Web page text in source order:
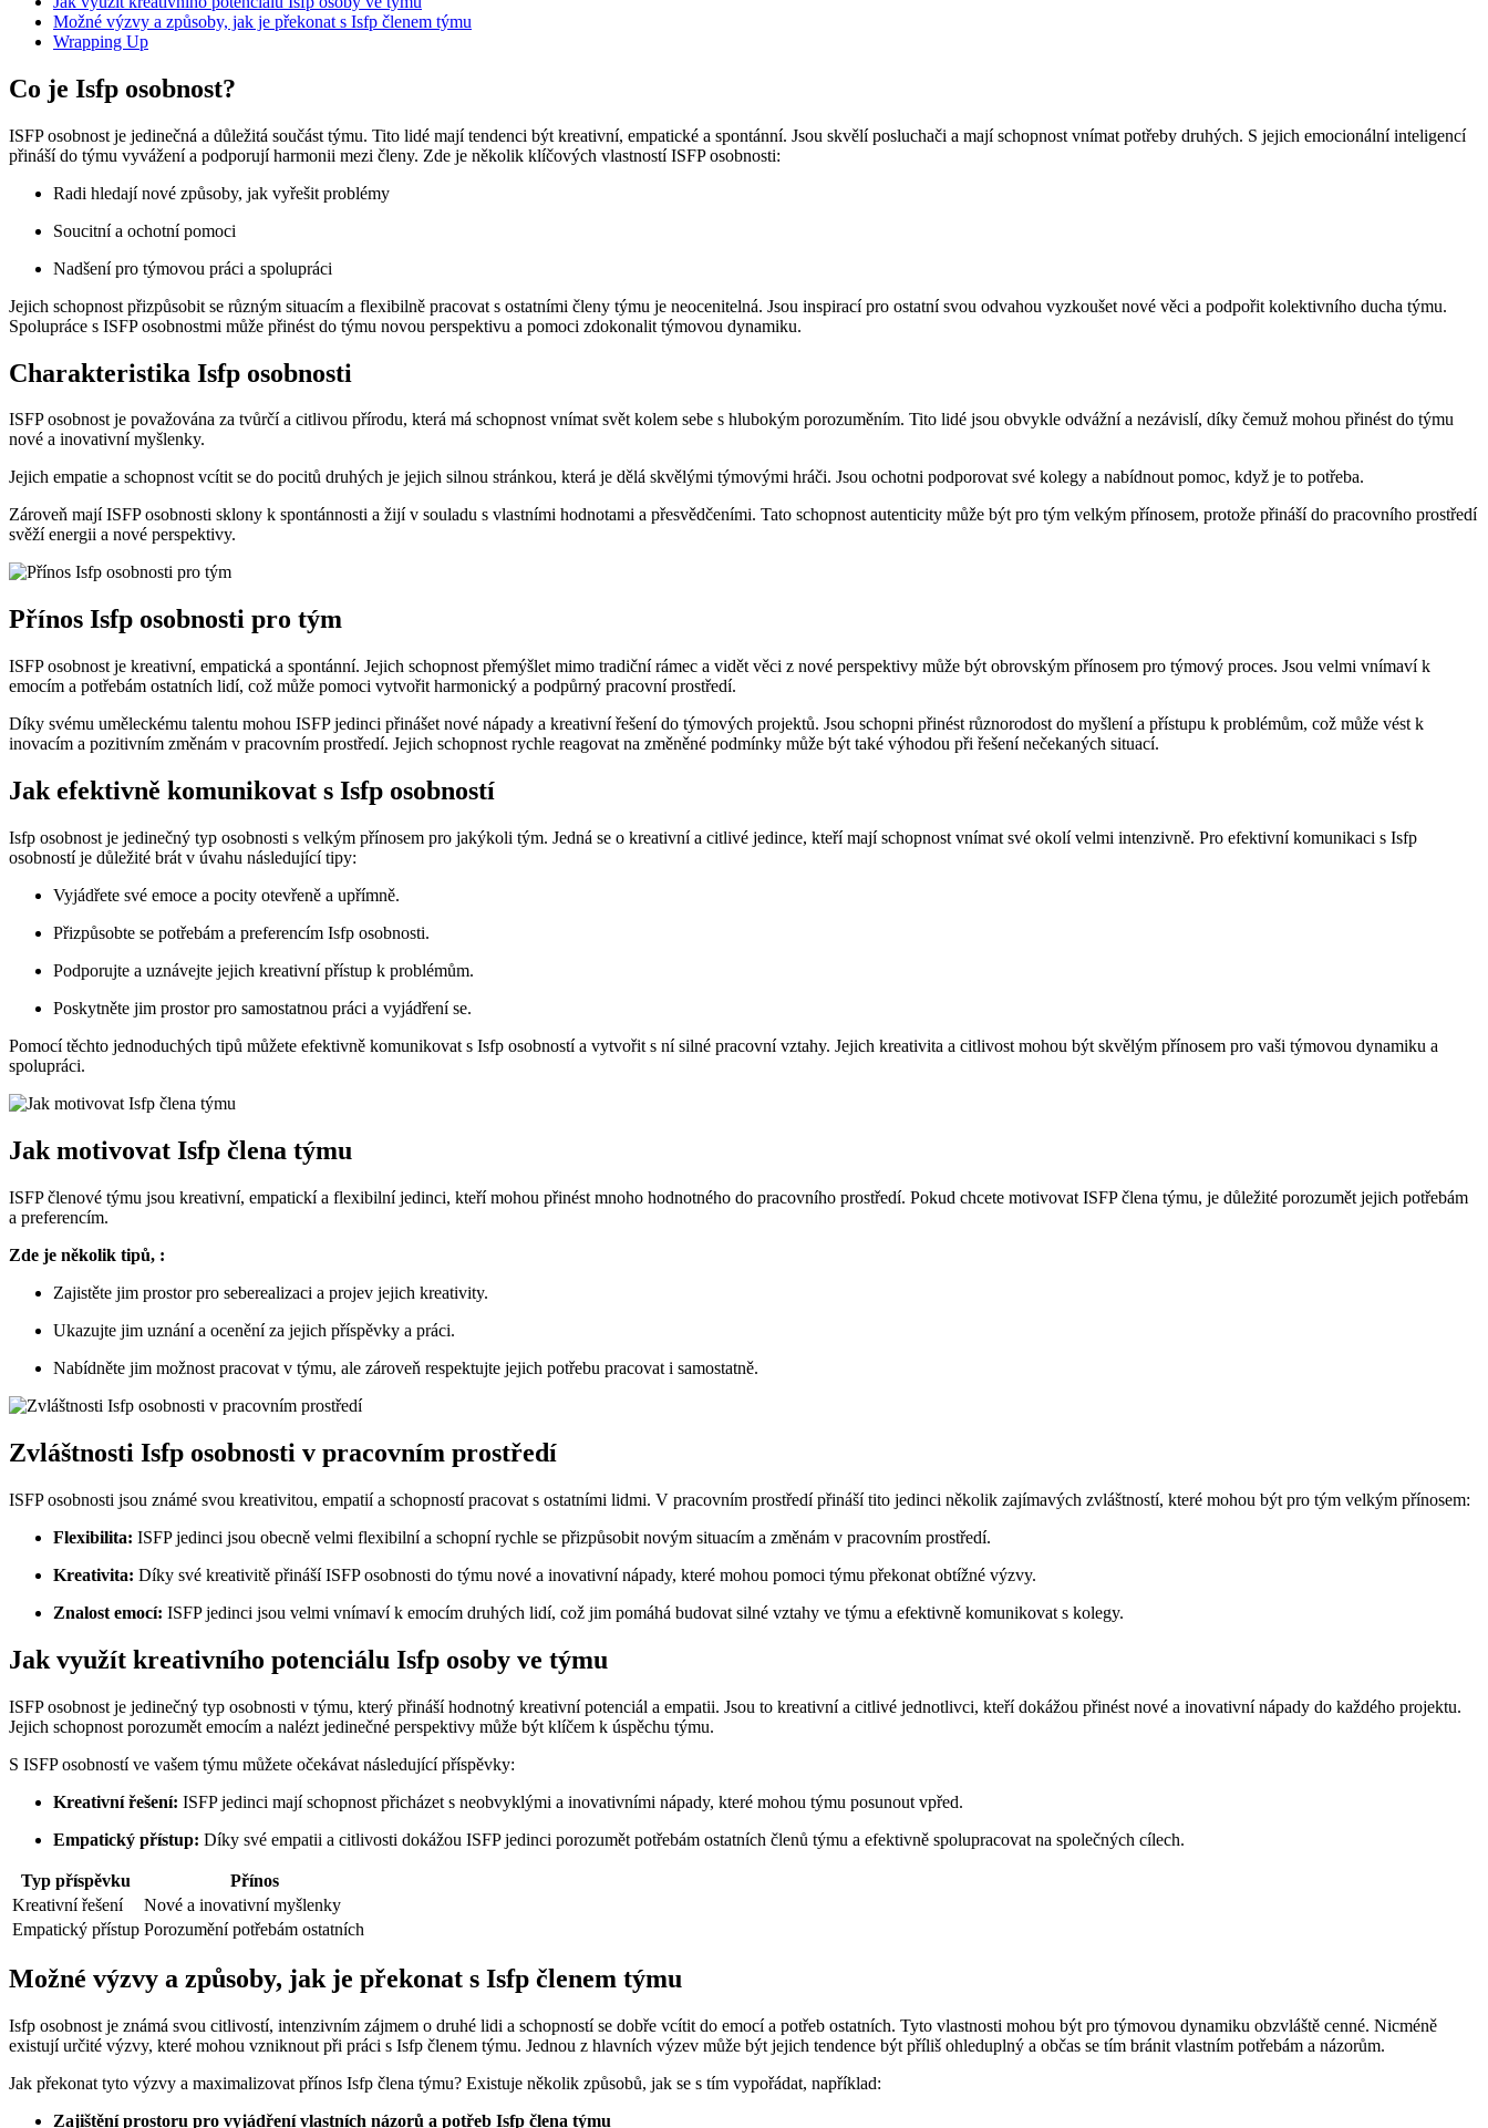
Možné výzvy a způsoby, jak je překonat s Isfp členem týmu
Wrapping Up
Co je Isfp osobnost?
ISFP osobnost je jedinečná a důležitá součást týmu. Tito lidé mají tendenci být kreativní, empatické a spontánní. Jsou skvělí posluchači a mají schopnost vnímat potřeby druhých. S jejich emocionální inteligencí
přináší do týmu vyvážení a podporují harmonii mezi členy. Zde je několik klíčových vlastností ISFP osobnosti:
Radi hledají nové způsoby, jak vyřešit problémy
Soucitní a ochotní pomoci
Nadšení pro týmovou práci a spolupráci
Jejich schopnost přizpůsobit se různým situacím a flexibilně pracovat s ostatními členy týmu je neocenitelná. Jsou inspirací pro ostatní svou odvahou vyzkoušet nové věci a podpořit kolektivního ducha týmu.
Spolupráce s ISFP osobnostmi může přinést do týmu novou perspektivu a pomoci zdokonalit týmovou dynamiku.
Charakteristika Isfp osobnosti
ISFP osobnost je považována za tvůrčí a citlivou přírodu, která má schopnost vnímat svět kolem sebe s hlubokým porozuměním. Tito lidé jsou obvykle odvážní a nezávislí, díky čemuž mohou přinést do týmu
nové a inovativní myšlenky.
Jejich empatie a schopnost vcítit se do pocitů druhých je jejich silnou stránkou, která je dělá skvělými týmovými hráči. Jsou ochotni podporovat své kolegy a nabídnout pomoc, když je to potřeba.
Zároveň mají ISFP osobnosti sklony k spontánnosti a žijí v souladu s vlastními hodnotami a přesvědčeními. Tato schopnost autenticity může být pro tým velkým přínosem, protože přináší do pracovního prostředí
svěží energii a nové perspektivy.
Přínos Isfp osobnosti pro tým
ISFP osobnost je kreativní, empatická a spontánní. Jejich schopnost přemýšlet mimo tradiční rámec a vidět věci z nové perspektivy může být obrovským přínosem pro týmový proces. Jsou velmi vnímaví k
emocím a potřebám ostatních lidí, což může pomoci vytvořit harmonický a podpůrný pracovní prostředí.
Díky svému uměleckému talentu mohou ISFP jedinci přinášet nové nápady a kreativní řešení do týmových projektů. Jsou schopni přinést různorodost do myšlení a přístupu k problémům, což může vést k
inovacím a pozitivním změnám v pracovním prostředí. Jejich schopnost rychle reagovat na změněné podmínky může být také výhodou při řešení nečekaných situací.
Jak efektivně komunikovat s Isfp osobností
Isfp osobnost je jedinečný typ osobnosti s velkým přínosem pro jakýkoli tým. Jedná se o kreativní a citlivé jedince, kteří mají schopnost vnímat své okolí velmi intenzivně. Pro efektivní komunikaci s Isfp
osobností je důležité brát v úvahu následující tipy:
Vyjádřete své emoce a pocity otevřeně a upřímně.
Přizpůsobte se potřebám a preferencím Isfp osobnosti.
Podporujte a uznávejte jejich kreativní přístup k problémům.
Poskytněte jim prostor pro samostatnou práci a vyjádření se.
Pomocí těchto jednoduchých tipů můžete efektivně komunikovat s Isfp osobností a vytvořit s ní silné pracovní vztahy. Jejich kreativita a citlivost mohou být skvělým přínosem pro vaši týmovou dynamiku a
spolupráci.
Jak motivovat Isfp člena týmu
ISFP členové týmu jsou kreativní, empatickí a flexibilní jedinci, kteří mohou přinést mnoho hodnotného do pracovního prostředí. Pokud chcete motivovat ISFP člena týmu, je důležité porozumět jejich potřebám
a preferencím.
Zde je několik tipů, :
Zajistěte jim prostor pro seberealizaci a projev jejich kreativity.
Ukazujte jim uznání a ocenění za jejich příspěvky a práci.
Nabídněte jim možnost pracovat v týmu, ale zároveň respektujte jejich potřebu pracovat i samostatně.
Zvláštnosti Isfp osobnosti v pracovním prostředí
ISFP osobnosti jsou známé svou kreativitou, empatií a schopností pracovat s ostatními lidmi. V pracovním prostředí přináší tito jedinci několik zajímavých zvláštností, které mohou být pro tým velkým přínosem:
Flexibilita: ISFP jedinci jsou obecně velmi flexibilní a schopní rychle se přizpůsobit novým situacím a změnám v pracovním prostředí.
Kreativita: Díky své kreativitě přináší ISFP osobnosti do týmu nové a inovativní nápady, které mohou pomoci týmu překonat obtížné výzvy.
Znalost emocí: ISFP jedinci jsou velmi vnímaví k emocím druhých lidí, což jim pomáhá budovat silné vztahy ve týmu a efektivně komunikovat s kolegy.
Jak využít kreativního potenciálu Isfp osoby ve týmu
ISFP osobnost je jedinečný typ osobnosti v týmu, který přináší hodnotný kreativní potenciál a empatii. Jsou to kreativní a citlivé jednotlivci, kteří dokážou přinést nové a inovativní nápady do každého projektu.
Jejich schopnost porozumět emocím a nalézt jedinečné perspektivy může být klíčem k úspěchu týmu.
S ISFP osobností ve vašem týmu můžete očekávat následující příspěvky:
Kreativní řešení: ISFP jedinci mají schopnost přicházet s neobvyklými a inovativními nápady, které mohou týmu posunout vpřed.
Empatický přístup: Díky své empatii a citlivosti dokážou ISFP jedinci porozumět potřebám ostatních členů týmu a efektivně spolupracovat na společných cílech.
Typ příspěvku
Přínos
Kreativní řešení
Nové a inovativní myšlenky
Empatický přístup Porozumění potřebám ostatních
Možné výzvy a způsoby, jak je překonat s Isfp členem týmu
Isfp osobnost je známá svou citlivostí, intenzivním zájmem o druhé lidi a schopností se dobře vcítit do emocí a potřeb ostatních. Tyto vlastnosti mohou být pro týmovou dynamiku obzvláště cenné. Nicméně
existují určité výzvy, které mohou vzniknout při práci s Isfp členem týmu. Jednou z hlavních výzev může být jejich tendence být příliš ohleduplný a občas se tím bránit vlastním potřebám a názorům.
Jak překonat tyto výzvy a maximalizovat přínos Isfp člena týmu? Existuje několik způsobů, jak se s tím vypořádat, například:
Zajištění prostoru pro vyjádření vlastních názorů a potřeb Isfp člena týmu